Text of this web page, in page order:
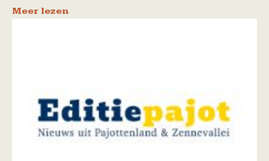
Meer lezen